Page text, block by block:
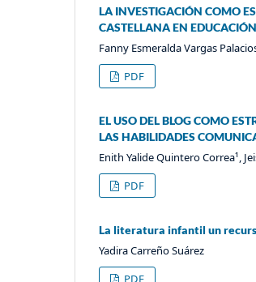
LA INVESTIGACIÓN COMO
CASTELLANA EN
Fanny Esmeralda Vargas
PDF
EL USO DEL BLOG COMO
LAS HABILIDADES
Enith Yalide Quintero Correa¹,
PDF
La literatura infantil un
Yadira Carreño Suárez
PDF